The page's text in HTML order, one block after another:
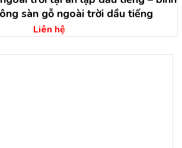
sàn gỗ ngoài trời dầu tiếng
Liên hệ